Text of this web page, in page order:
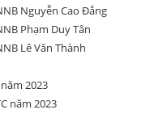
Nguyễn Cao Đẳng
Phạm Duy Tân
Lê Văn Thành
2023
năm 2023